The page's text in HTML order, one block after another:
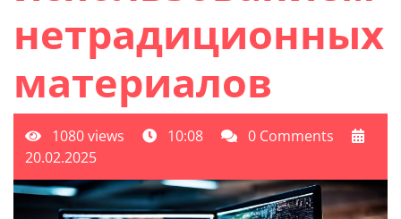
нетрадиционных
материалов
1080 views 10:08
0 Comments
20.02.2025